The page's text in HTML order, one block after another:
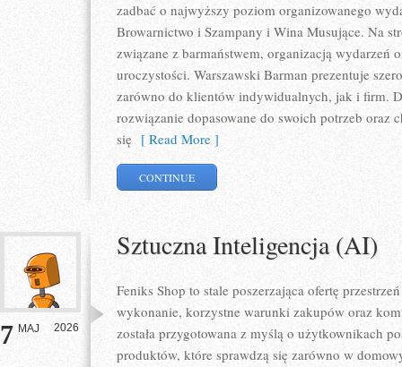
zadbać o najwyższy poziom organizowanego
Browarnictwo i Szampany i Wina Musujące. Na
związane z barmaństwem, organizacją wydarzeń
uroczystości. Warszawski Barman prezentuje
zarówno do klientów indywidualnych, jak i firm.
rozwiązanie dopasowane do swoich potrzeb oraz
się [ Read More ]
CONTINUE
7 MAJ 2026
Sztuczna Inteligencja (AI)
Feniks Shop to stale poszerzająca ofertę
wykonanie, korzystne warunki zakupów oraz
została przygotowana z myślą o użytkownikach
produktów, które sprawdzą się zarówno w